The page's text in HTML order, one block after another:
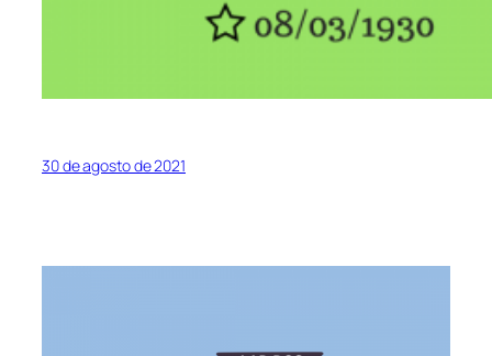
30 de agosto de 2021